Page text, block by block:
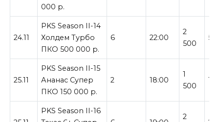
000 р.
24.11
PKS Season II-14
Холдем Турбо
ПКО 500 000 р.
6 22:00
2
500
25.11
PKS Season II-15
Ананас Супер
ПКО 150 000 р.
2 18:00
1
500
PKS Season II-16
2